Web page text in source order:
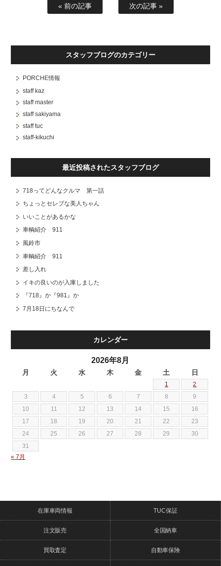
« 前の記事 次の記事 »
スタッフブログのカテゴリー
PORCHE情報
staff kaz
staff master
staff sakiyama
staff tuc
staff-kikuchi
最近投稿されたスタッフブログ
718ってどんなクルマ 第一話
ちょっとセレブな美人ちゃん
いいことがあるかな
車輌紹介 911
風鈴市
車輌紹介 911
差し入れ
イキの良いのが入庫しました
『718』か『981』か
7月18日にちなんで
カレンダー
2026年8月
月 火 水 木 金 土 日
1
2
3
4 5 6 7 8
9
10
11 12 13 14 15
16
17
18 19 20 21 22
23
24
25 26 27 28 29
30
31
« 7月
在庫車両情報 TUC保証
注文販売 全国納車
買取査定 自動車保険